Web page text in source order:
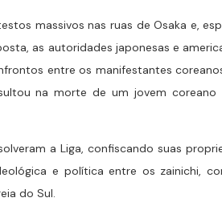
massivos nas ruas de Osaka e,
as autoridades japonesas e
entre os manifestantes
na morte de um jovem
a Liga, confiscando suas
e política entre os zainichi,
do Sul.